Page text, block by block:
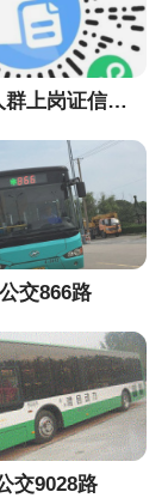
苏州重点人群上岗证信息采集小程序
交866路
交9028路